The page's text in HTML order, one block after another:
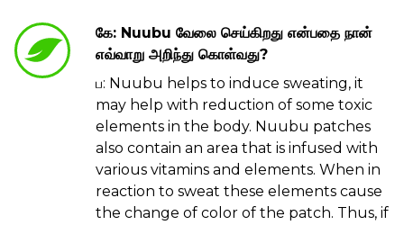
கே: Nuubu வேலை செய்கிறது என்பதை நான்
எவ்வாறு அறிந்து கொள்வது?
ப: Nuubu helps to induce sweating, it
may help with reduction of some toxic
elements in the body. Nuubu patches
also contain an area that is infused with
various vitamins and elements. When in
reaction to sweat these elements cause
the change of color of the patch. Thus, if